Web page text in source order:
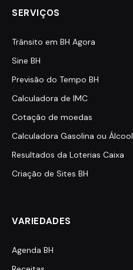
SERVIÇOS
Trânsito em BH Agora
Sine BH
Previsão do Tempo BH
Calculadora de IMC
Cotação de moedas
Calculadora Gasolina ou Álcool
Resultados da Loterias Caixa
Criação de Sites BH
VARIEDADES
Agenda BH